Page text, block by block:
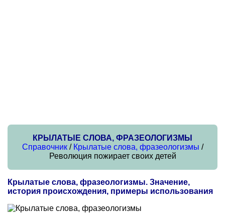
КРЫЛАТЫЕ СЛОВА, ФРАЗЕОЛОГИЗМЫ
Справочник/ Крылатые слова, фразеологизмы /
Революция пожирает своих детей
Крылатые слова, фразеологизмы. Значение,
история происхождения, примеры использования